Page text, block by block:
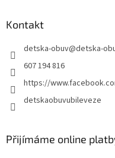
Kontakt
detska-obuv@detska-
607 194 816
https://
detskaobuvubileveze
Přijímáme online